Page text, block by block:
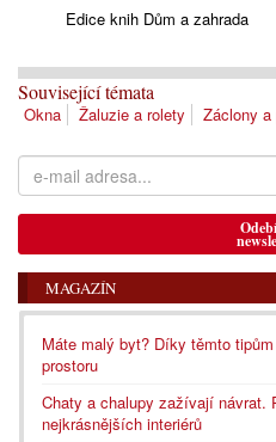
Edice knih Dům a zahrada
Související témata
Okna Žaluzie a rolety Záclony
MAGAZÍN
Máte malý byt? Díky těmto
prostoru
Chaty a chalupy zažívají návrat.
nejkrásnějších interiérů